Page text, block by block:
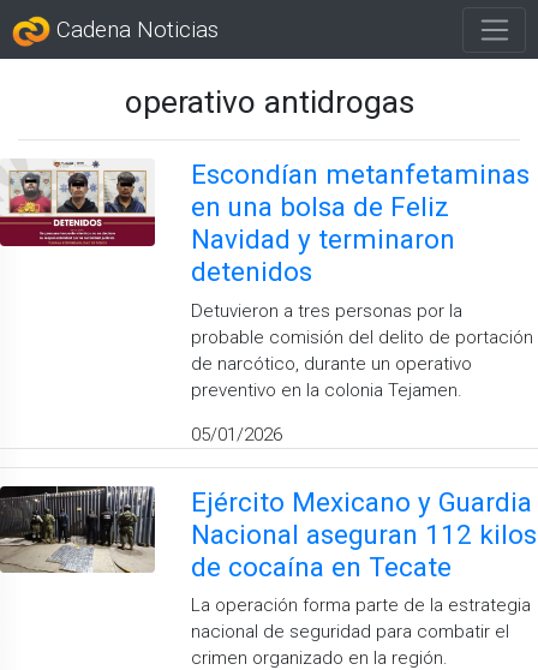
Cadena Noticias
operativo antidrogas
Escondían metanfetaminas
en una bolsa de Feliz
Navidad y terminaron
detenidos
Detuvieron a tres personas por la
probable comisión del delito de portación
de narcótico, durante un operativo
preventivo en la colonia Tejamen.
05/01/2026
Ejército Mexicano y Guardia
Nacional aseguran 112 kilos
de cocaína en Tecate
La operación forma parte de la estrategia
nacional de seguridad para combatir el
crimen organizado en la región.